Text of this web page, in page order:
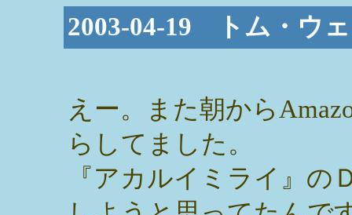
2003-04-19 トム・ウ
えー。また朝から
らしてました。
『アカルイミライ』の